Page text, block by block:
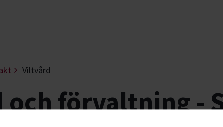
Viltvård
förvaltning -